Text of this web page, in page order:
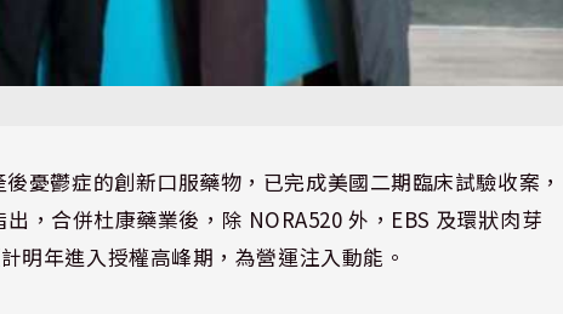
憂鬱症的創新口服藥物，已完成美國二期臨床試驗收案，
，合併杜康藥業後，除 NORA520 外，EBS 及環狀肉芽
明年進入授權高峰期，為營運注入動能。